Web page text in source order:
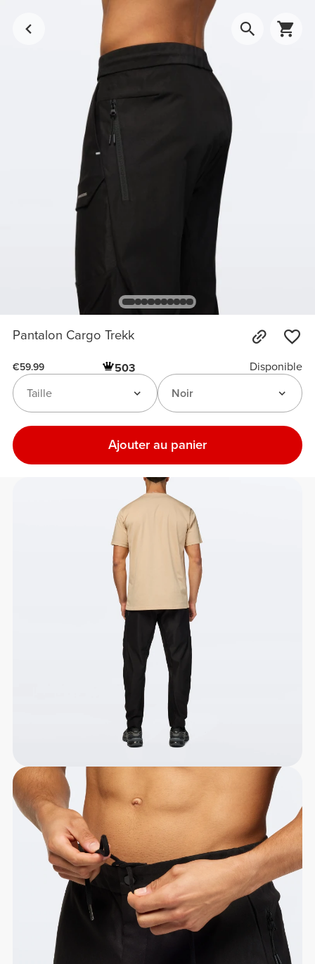
Pantalon Cargo Trekk
€59.99 503
Disponible
Noir
Taille
Ajouter au panier